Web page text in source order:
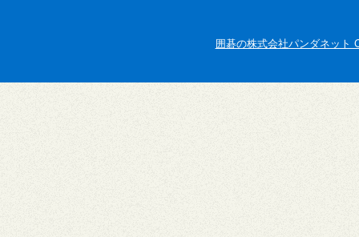
囲碁の株式会社パンダネット